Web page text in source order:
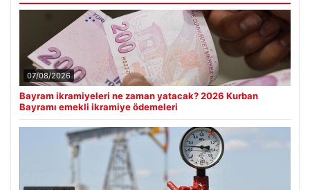
07/08/2026
Bayram ikramiyeleri ne zaman yatacak? 2026 Kurban
Bayramı emekli ikramiye ödemeleri